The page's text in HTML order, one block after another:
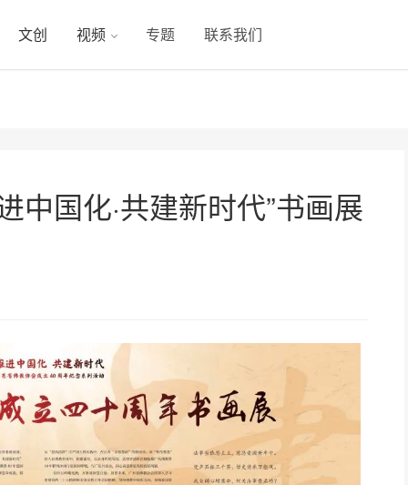
文创 视频 专题 联系我们
中国化·共建新时代”书画展